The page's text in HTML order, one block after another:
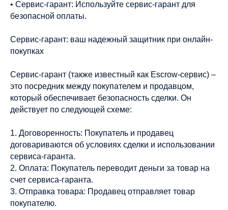
• Сервис-гарант: Используйте сервис-гарант для
безопасной оплаты.
Сервис-гарант: ваш надежный защитник при онлайн-
покупках
Сервис-гарант (также известный как Escrow-сервис) –
это посредник между покупателем и продавцом,
который обеспечивает безопасность сделки. Он
действует по следующей схеме:
1. Договоренность: Покупатель и продавец
договариваются об условиях сделки и использовании
сервиса-гаранта.
2. Оплата: Покупатель переводит деньги за товар на
счет сервиса-гаранта.
3. Отправка товара: Продавец отправляет товар
покупателю.